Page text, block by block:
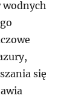
wodnych
się